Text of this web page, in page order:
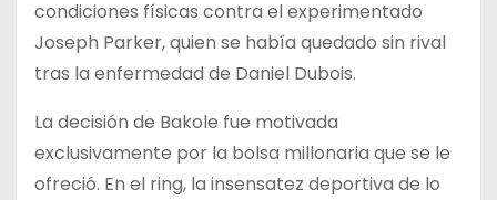
condiciones físicas contra el experimentado
Joseph Parker, quien se había quedado sin rival
tras la enfermedad de Daniel Dubois.
La decisión de Bakole fue motivada
exclusivamente por la bolsa millonaria que se le
ofreció. En el ring, la insensatez deportiva de lo